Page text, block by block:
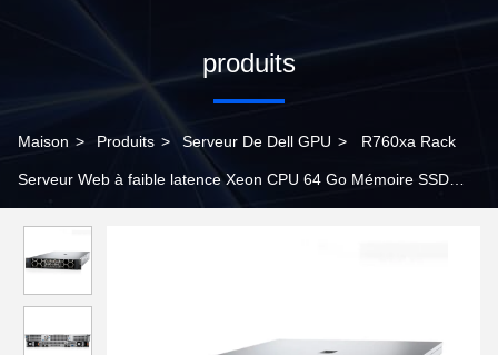
produits
Maison > Produits > Serveur De Dell GPU > R760xa Rack
Serveur Web à faible latence Xeon CPU 64 Go Mémoire SSD